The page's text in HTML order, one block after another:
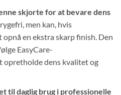
skjorte for at bevare dens
men kan, hvis
en ekstra skarp finish. Den
EasyCare-
opretholde dens kvalitet og
til daglig brug i professionelle